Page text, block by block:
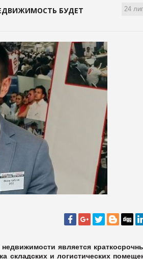
24
БУДЕТ
является
складских и логистических